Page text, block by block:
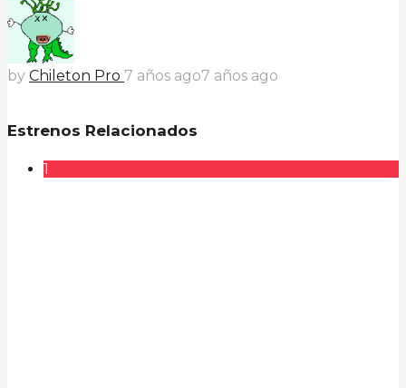
by Chileton Pro 7 años ago7 años ago
Estrenos Relacionados
1